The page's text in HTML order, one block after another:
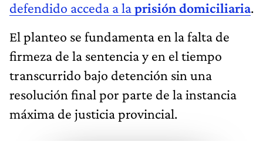
defendido acceda a laprisión domiciliaria.
El planteo se fundamenta en la falta de
firmeza de la sentencia y en el tiempo
transcurrido bajo detención sin una
resolución final por parte de la instancia
máxima de justicia provincial.